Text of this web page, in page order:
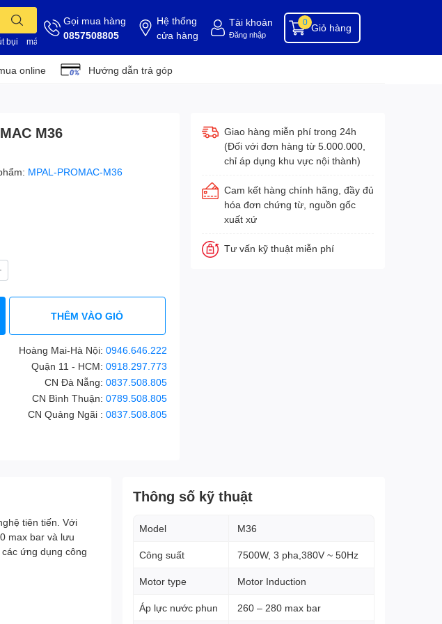
bụi máy vệ sinh nhà xưởng dụng cụ buồng phòng dụng cụ vệ sinh hóa chất tẩy rửa hóa chất vệ sinh
Gọi mua hàng
0857508805
Hệ thống
cửa hàng
Tài khoản
Đăng nhập
Giỏ hàng
0
online Hướng dẫn trả góp
M36
MPAL-PROMAC-M36
THÊM VÀO GIỎ
Hoàng Mai-Hà Nội:0946.646.222
Quận 11 - HCM:0918.297.773
CN Đà Nẵng:0837.508.805
CN Bình Thuận:0789.508.805
CN Quảng Ngãi :0837.508.805
Giao hàng miễn phí trong 24h
(Đối với đơn hàng từ 5.000.000,
chỉ áp dụng khu vực nội thành)
Cam kết hàng chính hãng, đầy đủ
hóa đơn chứng từ, nguồn gốc
xuất xứ
Tư vấn kỹ thuật miễn phí
tiên tiến. Với
max bar và lưu
ứng dụng công
Thông số kỹ thuật
Model M36
Công suất 7500W, 3 pha,380V ~ 50Hz
Motor type Motor Induction
Áp lực nước phun 260 – 280 max bar